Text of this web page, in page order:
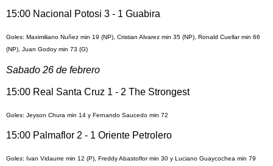
15:00 Nacional Potosi 3 - 1 Guabira
Goles: Maximiliano Nuñez min 19 (NP), Cristian Alvarez min 35 (NP), Ronald Cuellar min 66
(NP), Juan Godoy min 73 (G)
Sabado 26 de febrero
15:00 Real Santa Cruz 1 - 2 The Strongest
Goles: Jeyson Chura min 14 y Fernando Saucedo min 72
15:00 Palmaflor 2 - 1 Oriente Petrolero
Goles: Ivan Vidaurre min 12 (P), Freddy Abastoflor min 30 y Luciano Guaycochea min 79